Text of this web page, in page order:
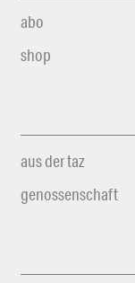
abo
shop
aus der taz
genossenschaft